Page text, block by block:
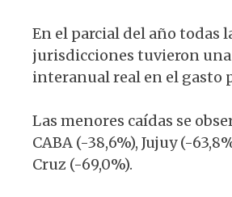
En el parcial del año todas
jurisdicciones tuvieron una
interanual real en el gasto
Las menores caídas se
CABA (-38,6%), Jujuy (-
Cruz (-69,0%).